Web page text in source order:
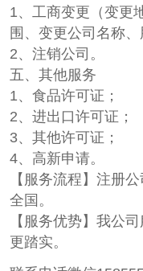
1、工商变更（变更
围、变更公司名称、
2、注销公司。
五、其他服务
1、食品许可证；
2、进出口许可证；
3、其他许可证；
4、高新申请。
【服务流程】注册
全国。
【服务优势】我公
更踏实。